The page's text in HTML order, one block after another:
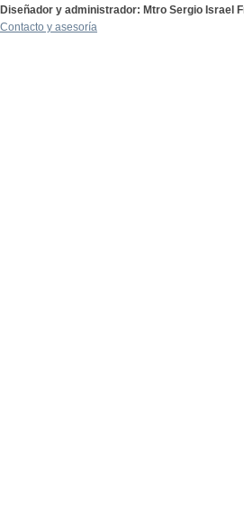
Diseñador y administrador: Mtro Sergio Israel
Contacto y asesoría